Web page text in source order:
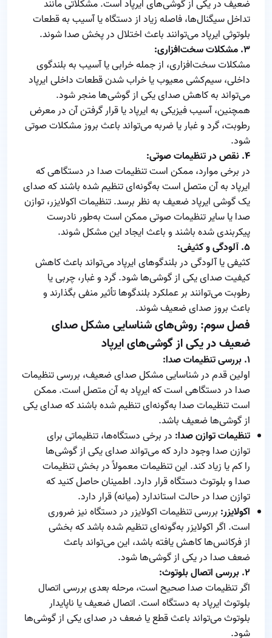
ضعیف در یکی از گوشی‌های ایرپاد است. مشکلاتی مانند
تداخل سیگنال‌ها، فاصله زیاد از دستگاه یا آسیب به قطعات
بلوتوثی ایرپاد می‌توانند باعث اختلال در پخش صدا شوند.
۳. مشکلات سخت‌افزاری:
مشکلات سخت‌افزاری، از جمله خرابی یا آسیب به بلندگوی
داخلی، سیم‌کشی معیوب یا خراب شدن قطعات داخلی ایرپاد
می‌تواند به کاهش صدای یکی از گوشی‌ها منجر شود.
همچنین، آسیب فیزیکی به ایرپاد یا قرار گرفتن آن در معرض
رطوبت، گرد و غبار یا ضربه می‌تواند باعث بروز مشکلات صوتی
شود.
۴. نقص در تنظیمات صوتی:
در برخی موارد، ممکن است تنظیمات صدا در دستگاهی که
ایرپاد به آن متصل است به‌گونه‌ای تنظیم شده باشند که صدای
یک گوشی ایرپاد ضعیف به نظر برسد. تنظیمات اکولایزر، توازن
صدا یا سایر تنظیمات صوتی ممکن است به‌طور نادرست
پیکربندی شده باشند و باعث ایجاد این مشکل شوند.
۵. آلودگی و کثیفی:
کثیفی یا آلودگی در بلندگوهای ایرپاد می‌تواند باعث کاهش
کیفیت صدای یکی از گوشی‌ها شود. گرد و غبار، چربی یا
رطوبت می‌توانند بر عملکرد بلندگوها تأثیر منفی بگذارند و
باعث بروز صدای ضعیف شوند.
فصل سوم: روش‌های شناسایی مشکل صدای
ضعیف در یکی از گوشی‌های ایرپاد
۱. بررسی تنظیمات صدا:
اولین قدم در شناسایی مشکل صدای ضعیف، بررسی تنظیمات
صدا در دستگاهی است که ایرپاد به آن متصل است. ممکن
است تنظیمات صدا به‌گونه‌ای تنظیم شده باشند که صدای یکی
از گوشی‌ها ضعیف باشد.
تنظیمات توازن صدا: در برخی دستگاه‌ها، تنظیماتی برای
توازن صدا وجود دارد که می‌تواند صدای یکی از گوشی‌ها
را کم یا زیاد کند. این تنظیمات معمولاً در بخش تنظیمات
صدا و بلوتوث دستگاه قرار دارد. اطمینان حاصل کنید که
توازن صدا در حالت استاندارد (میانه) قرار دارد.
اکولایزر: بررسی تنظیمات اکولایزر در دستگاه نیز ضروری
است. اگر اکولایزر به‌گونه‌ای تنظیم شده باشد که بخشی
از فرکانس‌ها کاهش یافته باشد، این می‌تواند باعث
ضعف صدا در یکی از گوشی‌ها شود.
۲. بررسی اتصال بلوتوث:
اگر تنظیمات صدا صحیح است، مرحله بعدی بررسی اتصال
بلوتوث ایرپاد به دستگاه است. اتصال ضعیف یا ناپایدار
بلوتوث می‌تواند باعث قطع یا ضعف در صدای یکی از گوشی‌ها
شود.